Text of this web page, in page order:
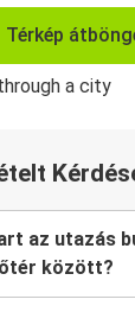
Térkép
az utazás
között?